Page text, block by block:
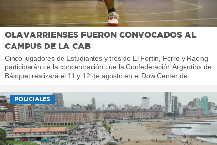
OLAVARRIENSES FUERON CONVOCADOS AL
CAMPUS DE LA CAB
Cinco jugadores de Estudiantes y tres de El Fortín, Ferro y Racing
participarán de la concentración que la Confederación Argentina de
Básquet realizará el 11 y 12 de agosto en el Dow Center de...
POLICIALES